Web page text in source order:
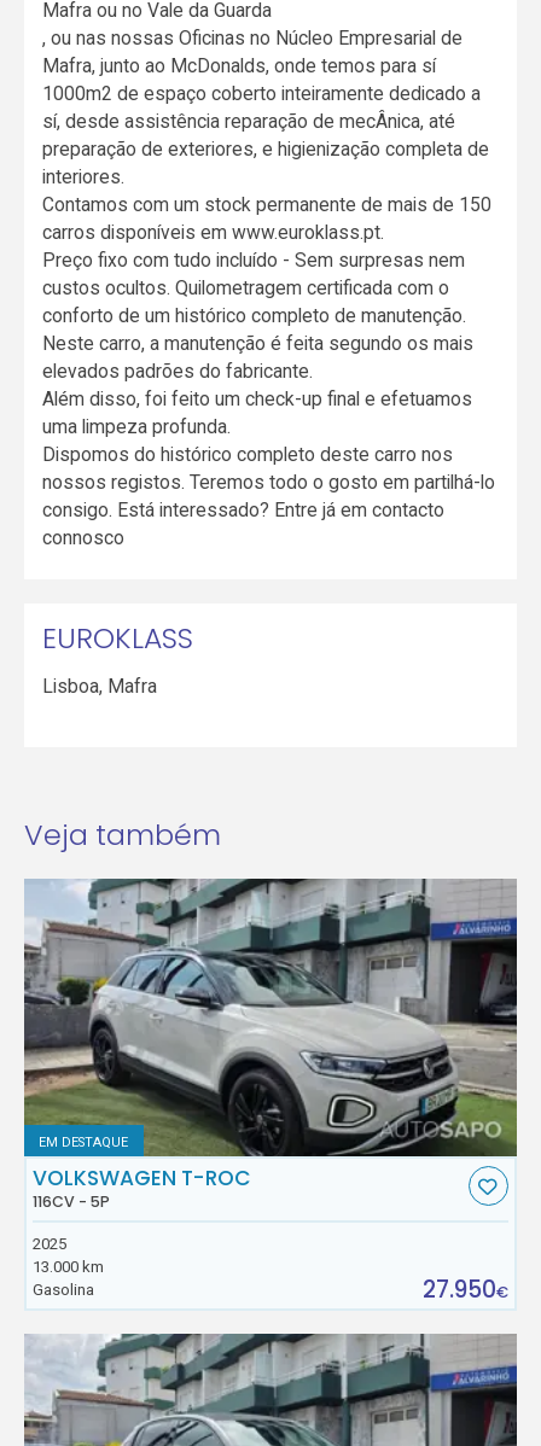
Mafra ou no Vale da Guarda
, ou nas nossas Oficinas no Núcleo Empresarial de
Mafra, junto ao McDonalds, onde temos para sí
1000m2 de espaço coberto inteiramente dedicado a
sí, desde assistência reparação de mecÂnica, até
preparação de exteriores, e higienização completa de
interiores.
Contamos com um stock permanente de mais de 150
carros disponíveis em www.euroklass.pt.
Preço fixo com tudo incluído - Sem surpresas nem
custos ocultos. Quilometragem certificada com o
conforto de um histórico completo de manutenção.
Neste carro, a manutenção é feita segundo os mais
elevados padrões do fabricante.
Além disso, foi feito um check-up final e efetuamos
uma limpeza profunda.
Dispomos do histórico completo deste carro nos
nossos registos. Teremos todo o gosto em partilhá-lo
consigo. Está interessado? Entre já em contacto
connosco
EUROKLASS
Lisboa, Mafra
Veja também
EM DESTAQUE
VOLKSWAGEN T-ROC
116CV - 5P
2025
13.000 km
Gasolina
27.950€